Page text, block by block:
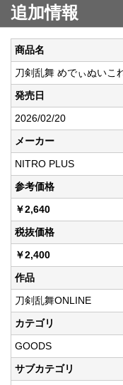
追加情報
商品名
刀剣乱舞 めでぃぬいこ
発売日
2026/02/20
メーカー
NITRO PLUS
参考価格
￥2,640
税抜価格
￥2,400
作品
刀剣乱舞ONLINE
カテゴリ
GOODS
サブカテゴリ